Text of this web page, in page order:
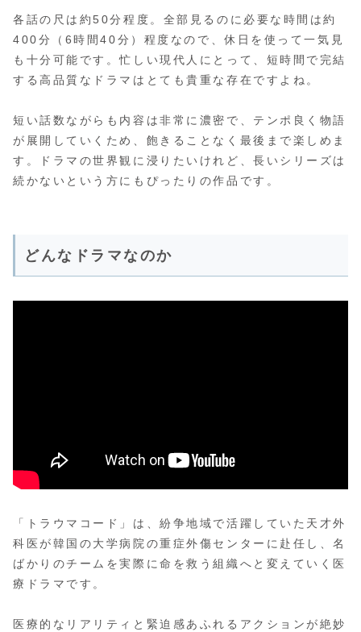
各話の尺は約50分程度。全部見るのに必要な時間は約
400分（6時間40分）程度なので、休日を使って一気見
も十分可能です。忙しい現代人にとって、短時間で完結
する高品質なドラマはとても貴重な存在ですよね。
短い話数ながらも内容は非常に濃密で、テンポ良く物語
が展開していくため、飽きることなく最後まで楽しめま
す。ドラマの世界観に浸りたいけれど、長いシリーズは
続かないという方にもぴったりの作品です。
どんなドラマなのか
「トラウマコード」は、紛争地域で活躍していた天才外
科医が韓国の大学病院の重症外傷センターに赴任し、名
ばかりのチームを実際に命を救う組織へと変えていく医
療ドラマです。
医療的なリアリティと緊迫感あふれるアクションが絶妙